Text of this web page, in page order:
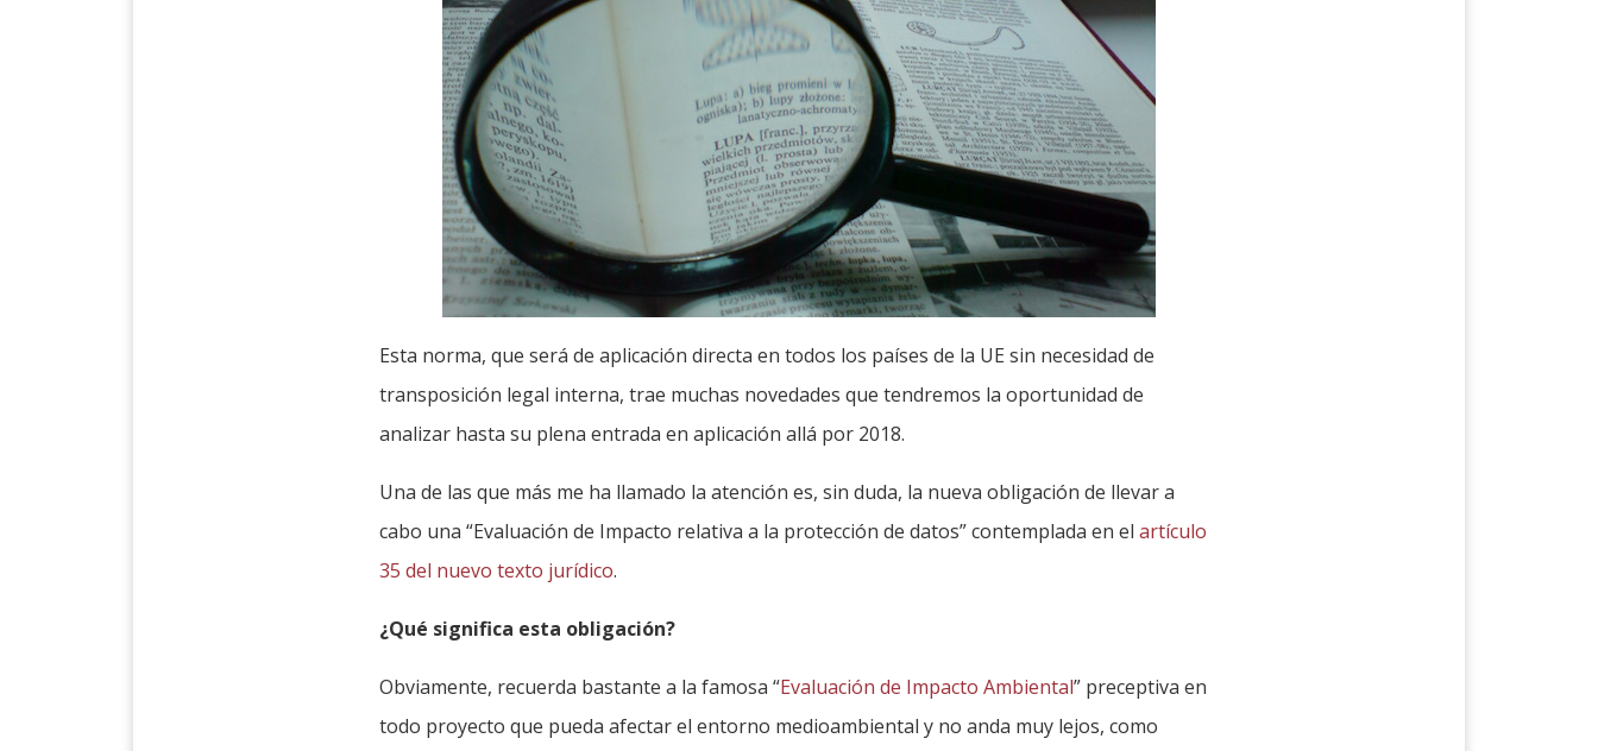
Esta norma, que será de aplicación directa en todos los países de la UE sin necesidad de
transposición legal interna, trae muchas novedades que tendremos la oportunidad de
analizar hasta su plena entrada en aplicación allá por 2018.
Una de las que más me ha llamado la atención es, sin duda, la nueva obligación de llevar a
cabo una “Evaluación de Impacto relativa a la protección de datos” contemplada en elartículo
35 del nuevo texto jurídico.
¿Qué significa esta obligación?
Obviamente, recuerda bastante a la famosa “Evaluación de Impacto Ambiental” preceptiva en
todo proyecto que pueda afectar el entorno medioambiental y no anda muy lejos, como